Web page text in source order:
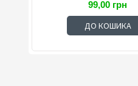
99,00 грн
ДО КОШИКА